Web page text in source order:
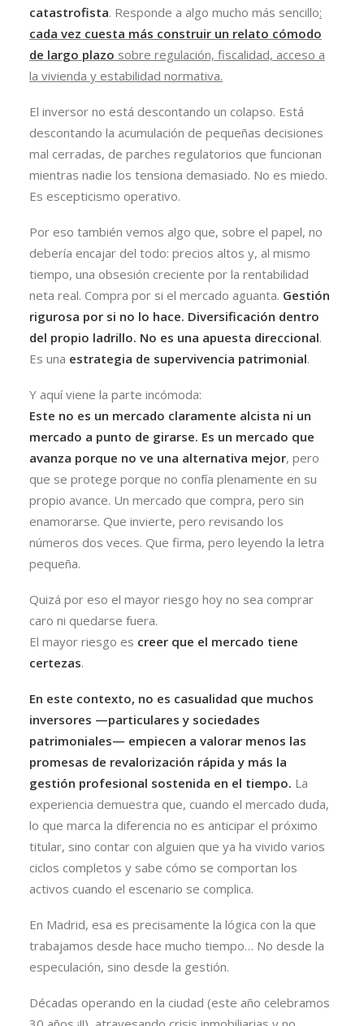
catastrofista. Responde a algo mucho más sencillo:
cada vez cuesta más construir un relato cómodo
de largo plazo sobre regulación, fiscalidad, acceso a
la vivienda y estabilidad normativa.
El inversor no está descontando un colapso. Está
descontando la acumulación de pequeñas decisiones
mal cerradas, de parches regulatorios que funcionan
mientras nadie los tensiona demasiado. No es miedo.
Es escepticismo operativo.
Por eso también vemos algo que, sobre el papel, no
debería encajar del todo: precios altos y, al mismo
tiempo, una obsesión creciente por la rentabilidad
neta real. Compra por si el mercado aguanta. Gestión
rigurosa por si no lo hace. Diversificación dentro
del propio ladrillo. No es una apuesta direccional.
Es una estrategia de supervivencia patrimonial.
Y aquí viene la parte incómoda:
Este no es un mercado claramente alcista ni un
mercado a punto de girarse. Es un mercado que
avanza porque no ve una alternativa mejor, pero
que se protege porque no confía plenamente en su
propio avance. Un mercado que compra, pero sin
enamorarse. Que invierte, pero revisando los
números dos veces. Que firma, pero leyendo la letra
pequeña.
Quizá por eso el mayor riesgo hoy no sea comprar
caro ni quedarse fuera.
El mayor riesgo es creer que el mercado tiene
certezas.
En este contexto, no es casualidad que muchos
inversores —particulares y sociedades
patrimoniales— empiecen a valorar menos las
promesas de revalorización rápida y más la
gestión profesional sostenida en el tiempo. La
experiencia demuestra que, cuando el mercado duda,
lo que marca la diferencia no es anticipar el próximo
titular, sino contar con alguien que ya ha vivido varios
ciclos completos y sabe cómo se comportan los
activos cuando el escenario se complica.
En Madrid, esa es precisamente la lógica con la que
trabajamos desde hace mucho tiempo… No desde la
especulación, sino desde la gestión.
Décadas operando en la ciudad (este año celebramos